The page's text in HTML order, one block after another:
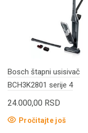
Bosch štapni usisivač
BCH3K2801 serije 4
24.000,00 RSD
Pročitajte još